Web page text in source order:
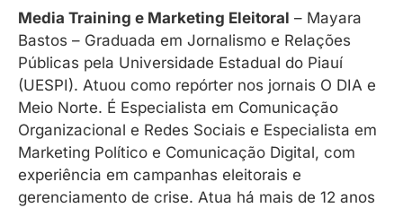
Media Training e Marketing Eleitoral – Mayara
Bastos – Graduada em Jornalismo e Relações
Públicas pela Universidade Estadual do Piauí
(UESPI). Atuou como repórter nos jornais O DIA e
Meio Norte. É Especialista em Comunicação
Organizacional e Redes Sociais e Especialista em
Marketing Político e Comunicação Digital, com
experiência em campanhas eleitorais e
gerenciamento de crise. Atua há mais de 12 anos